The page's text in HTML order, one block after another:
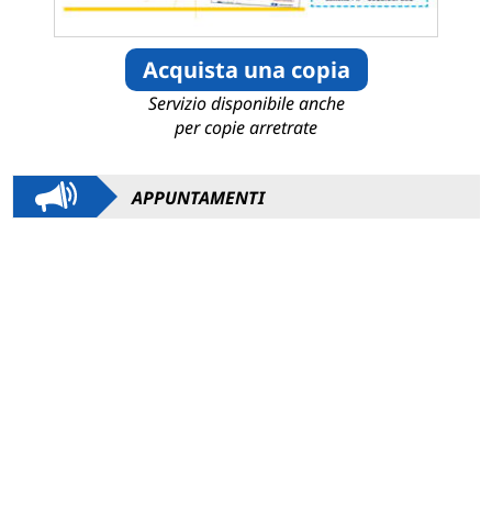
Acquista una copia
Servizio disponibile anche
per copie arretrate
APPUNTAMENTI